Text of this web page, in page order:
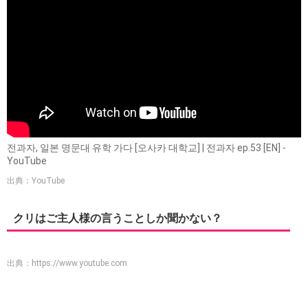
전과자, 일본 명문대 유학 가다 [오사카 대학교] | 전과자 ep.53 [EN] -
YouTube
出典：YouTube
クリはご主人様の言うことしか聞かない？
出典： https://www.youtube.com